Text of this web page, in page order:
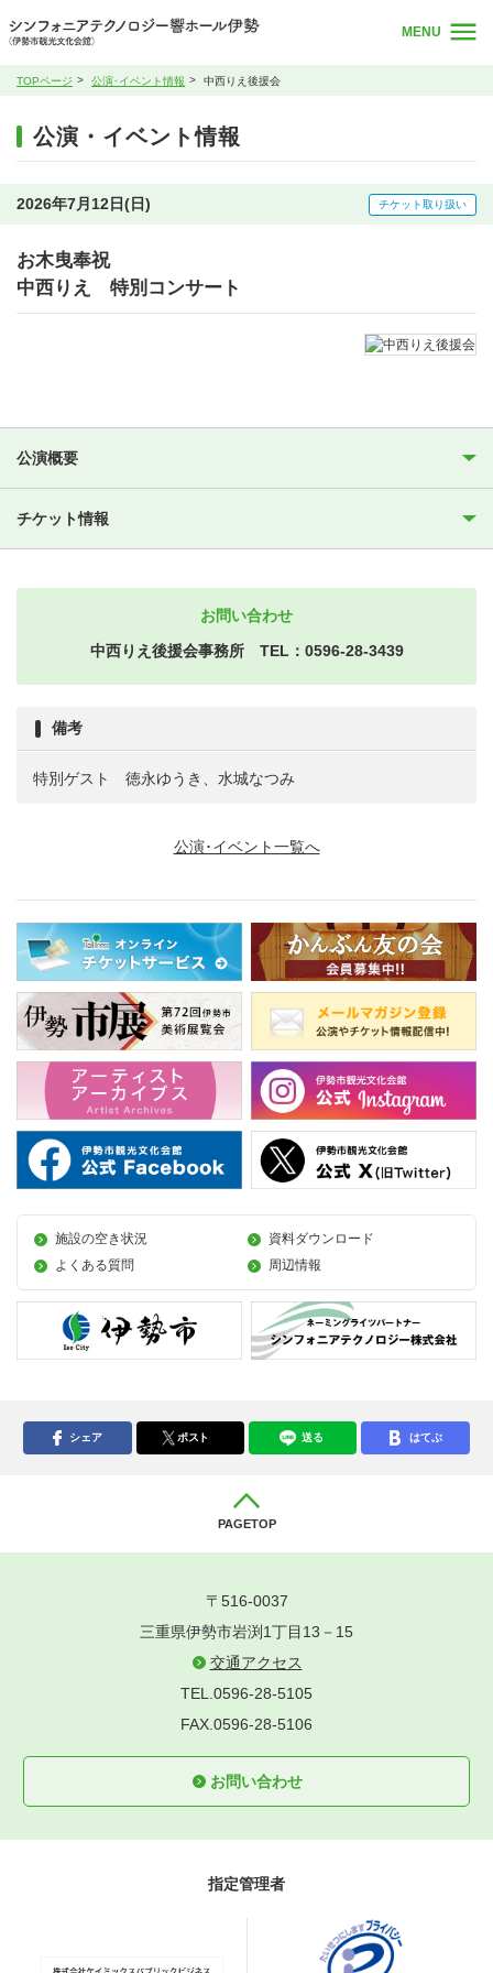
MENU
TOPページ 公演･イベント情報 中西りえ後援会
公演・イベント情報
2026年7月12日(日) チケット取り扱い
お木曳奉祝
中西りえ 特別コンサート
公演概要
チケット情報
お問い合わせ
中西りえ後援会事務所 TEL：0596-28-3439
備考
特別ゲスト 徳永ゆうき、水城なつみ
公演･イベント一覧へ
施設の空き状況
資料ダウンロード
よくある質問
周辺情報
シェア ポスト 送る はてぶ
PAGETOP
〒516-0037
三重県伊勢市岩渕1丁目13－15
交通アクセス
TEL.0596-28-5105
FAX.0596-28-5106
お問い合わせ
指定管理者